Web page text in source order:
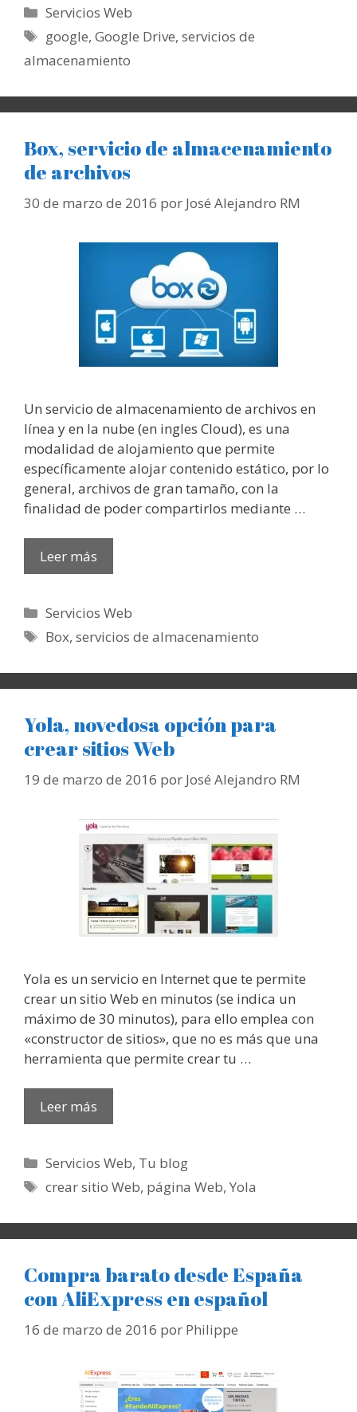
Categorías
Servicios Web
Etiquetas
google,Google Drive,servicios de
almacenamiento
Box, servicio de almacenamiento
de archivos
30 de marzo de 2016 por José Alejandro RM
Un servicio de almacenamiento de archivos en
línea y en la nube (en ingles Cloud), es una
modalidad de alojamiento que permite
específicamente alojar contenido estático, por lo
general, archivos de gran tamaño, con la
finalidad de poder compartirlos mediante …
Leer más
Categorías
Servicios Web
Etiquetas
Box,servicios de almacenamiento
Yola, novedosa opción para
crear sitios Web
19 de marzo de 2016 por José Alejandro RM
Yola es un servicio en Internet que te permite
crear un sitio Web en minutos (se indica un
máximo de 30 minutos), para ello emplea con
«constructor de sitios», que no es más que una
herramienta que permite crear tu …
Leer más
Categorías
Servicios Web, Tu blog
Etiquetas
crear sitio Web, página Web,Yola
Compra barato desde España
con AliExpress en español
16 de marzo de 2016 por Philippe